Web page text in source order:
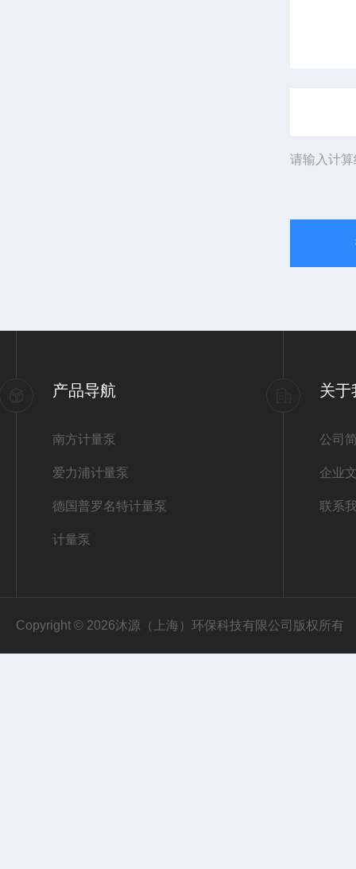
请输入计
产品导航
南方计量泵
爱力浦计量泵
德国普罗名特计量泵
计量泵
关于
公司
企业
联系
Copyright © 2026沐源（上海）环保科技有限公司版权所有